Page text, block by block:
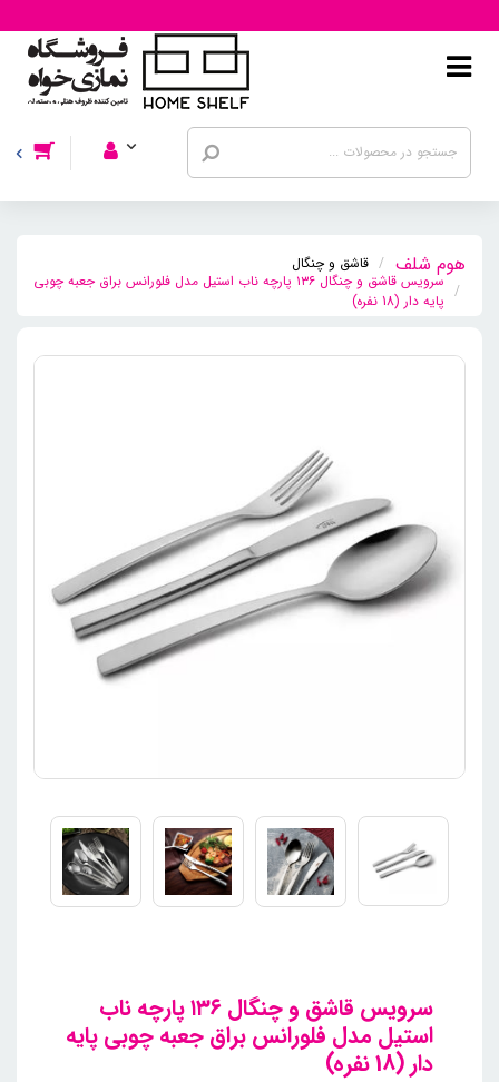
قاشق و چنگال
سرویس قاشق و چنگال ۱۳۶ پارچه ناب استیل مدل فلورانس براق جعبه چوبی
پایه دار (18 نفره)
سرویس قاشق و چنگال ۱۳۶ پارچه ناب
استیل مدل فلورانس براق جعبه چوبی پایه
دار (18 نفره)